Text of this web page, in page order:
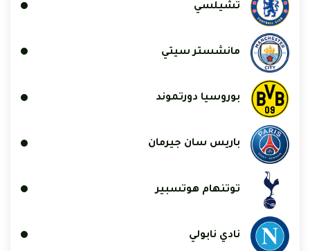
تشيلسي
مانشستر سيتي
بوروسيا دورتموند
باريس سان جيرمان
توتنهام هوتسبير
نادي نابولي